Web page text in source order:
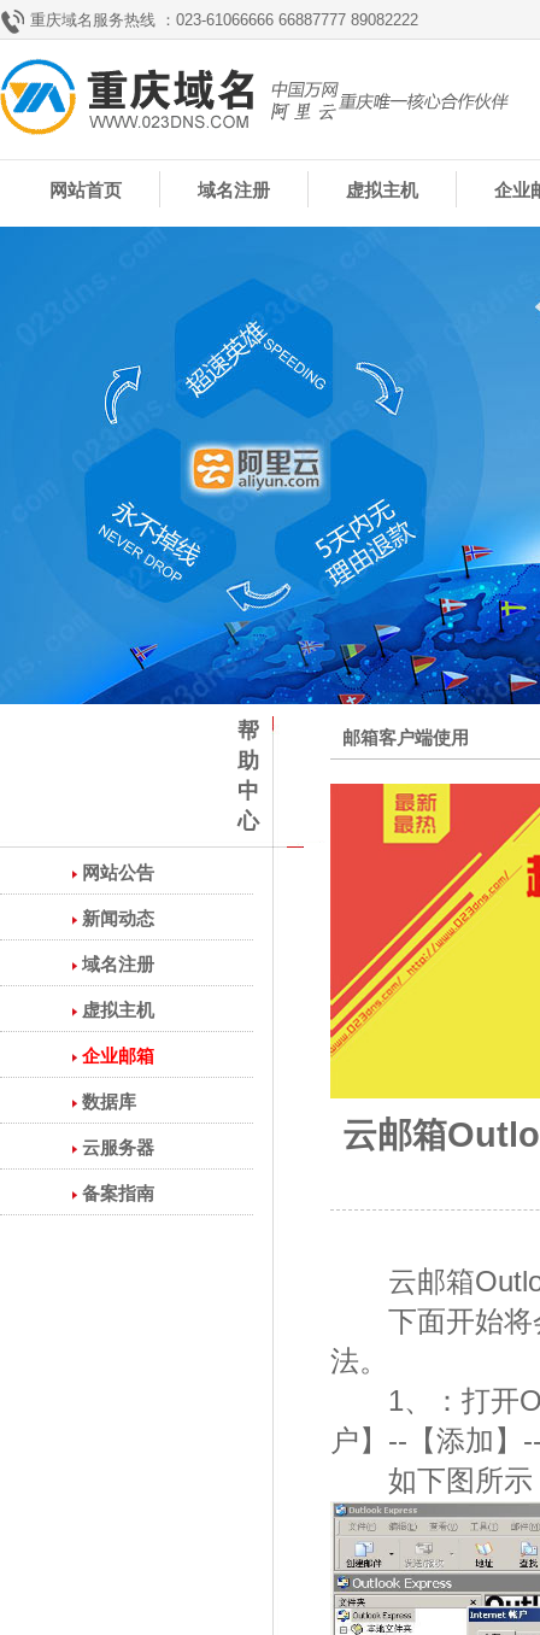
重庆域名服务热线 ：023-61066666 66887777 89082222
网站首页 域名注册 虚拟主机 企业
帮
助
中
心
网站公告
新闻动态
域名注册
虚拟主机
企业邮箱
数据库
云服务器
备案指南
邮箱客户端使用
云邮箱
云邮箱
下面开始将会
法。
1、：打开
户】--【添加】
如下图所示